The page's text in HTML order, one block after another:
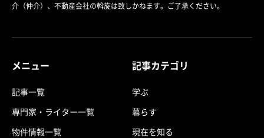
介（仲介）、不動産会社の斡旋は致しかねます。ご了承ください。
メニュー
記事一覧
専門家・ライター一覧
物件情報一覧
記事カテゴリ
学ぶ
暮らす
現在を知る